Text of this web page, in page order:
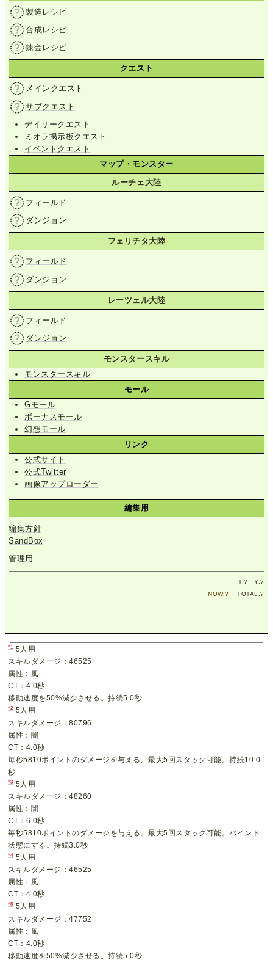
製造レシピ
合成レシピ
錬金レシピ
クエスト
メインクエスト
サブクエスト
デイリークエスト
ミオラ掲示板クエスト
イベントクエスト
マップ・モンスター
ルーチェ大陸
フィールド
ダンジョン
フェリチタ大陸
フィールド
ダンジョン
レーツェル大陸
フィールド
ダンジョン
モンスタースキル
モンスタースキル
モール
Gモール
ボーナスモール
幻想モール
リンク
公式サイト
公式Twitter
画像アップローダー
編集用
編集方針
SandBox
管理用
T.? Y.?
NOW.? TOTAL.?
*1 5人用
スキルダメージ：46525
属性：風
CT：4.0秒
移動速度を50%減少させる。持続5.0秒
*2 5人用
スキルダメージ：80796
属性：闇
CT：4.0秒
毎秒5810ポイントのダメージを与える。最大5回スタック可能。持続10.0
秒
*3 5人用
スキルダメージ：48260
属性：闇
CT：6.0秒
毎秒5810ポイントのダメージを与える。最大5回スタック可能。バインド
状態にする。持続3.0秒
*4 5人用
スキルダメージ：46525
属性：風
CT：4.0秒
*5 5人用
スキルダメージ：47752
属性：風
CT：4.0秒
移動速度を50%減少させる。持続5.0秒